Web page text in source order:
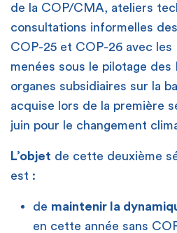
de la COP/CMA, ateliers
consultations informelles
COP-25 et COP-26 avec
menées sous le pilotage
organes subsidiaires sur la
acquise lors de la première
juin pour le changement
L’objet de cette deuxième
est :
de maintenir la
en cette année sans